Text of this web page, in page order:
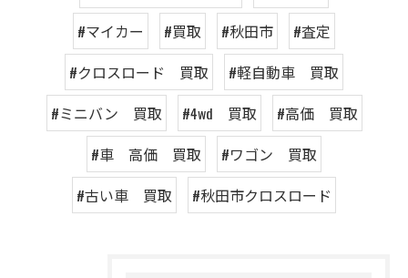
#マイカー
#買取 #秋田市
#査定
#クロスロード 買取
#軽自動車 買取
#ミニバン 買取
#4wd 買取
#高価 買取
#車 高価 買取
#ワゴン 買取
#古い車 買取
#秋田市クロスロード